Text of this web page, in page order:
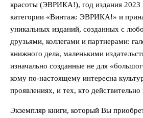
красоты (ЭВРИКА!), год издания 2023
категории «Винтаж: ЭВРИКА!» и
уникальных изданий, созданных с
друзьями, коллегами и партнерами:
книжного дела, маленькими
изначально созданные не для
кому по-настоящему интересна
проявлениях, и тех, кто действительно
Экземпляр книги, который Вы